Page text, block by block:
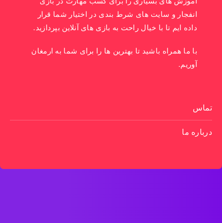
انفجار و سایت های شرط بندی در اختیار شما قرار
داده ایم تا با خیال راحت به بازی های آنلاین بپردازید.
با ما همراه باشید تا بهترین ها را برای شما به ارمغان
آوریم.
تماس
درباره ما